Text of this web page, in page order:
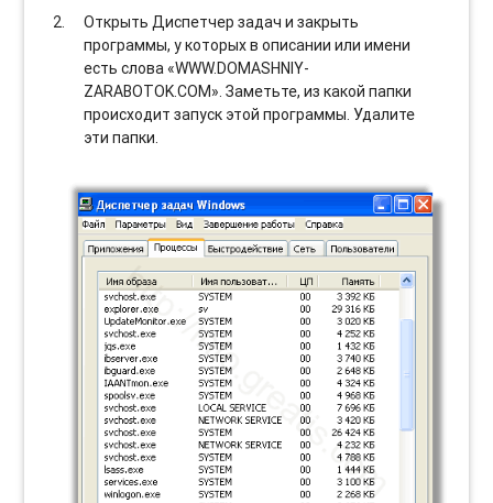
Открыть Диспетчер задач и закрыть
программы, у которых в описании или имени
есть слова «WWW.DOMASHNIY-
ZARABOTOK.COM». Заметьте, из какой папки
происходит запуск этой программы. Удалите
эти папки.